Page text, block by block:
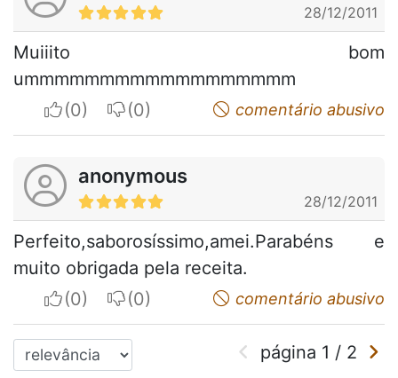
28/12/2011
Muiiito bom
ummmmmmmmmmmmmmmmmm
I apreciateI do not appreciatecomentário abusivo
anonymous
28/12/2011
Perfeito,saborosíssimo,amei.Parabéns e
muito obrigada pela receita.
I apreciateI do not appreciatecomentário abusivo
página 1 / 2